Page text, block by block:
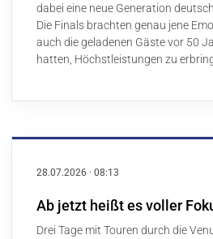
dabei eine neue Generation
Die Finals brachten genau jene
auch die geladenen Gäste vor 50
hatten, Höchstleistungen zu
28.07.2026 · 08:13
Ab jetzt heißt es voller
Drei Tage mit Touren durch die